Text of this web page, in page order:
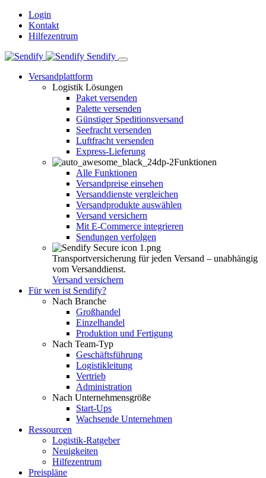
Login
Kontakt
Hilfezentrum
Sendify
Versandplattform
Logistik Lösungen
Paket versenden
Palette versenden
Günstiger Speditionsversand
Seefracht versenden
Luftfracht versenden
Express-Lieferung
Funktionen
Alle Funktionen
Versandpreise einsehen
Versanddienste vergleichen
Versandprodukte auswählen
Versand versichern
Mit E-Commerce integrieren
Sendungen verfolgen
Transportversicherung für jeden Versand – unabhängig
vom Versanddienst.
Versand versichern
Für wen ist Sendify?
Nach Branche
Großhandel
Einzelhandel
Produktion und Fertigung
Nach Team-Typ
Geschäftsführung
Logistikleitung
Vertrieb
Administration
Nach Unternehmensgröße
Start-Ups
Wachsende Unternehmen
Ressourcen
Logistik-Ratgeber
Neuigkeiten
Hilfezentrum
Preispläne